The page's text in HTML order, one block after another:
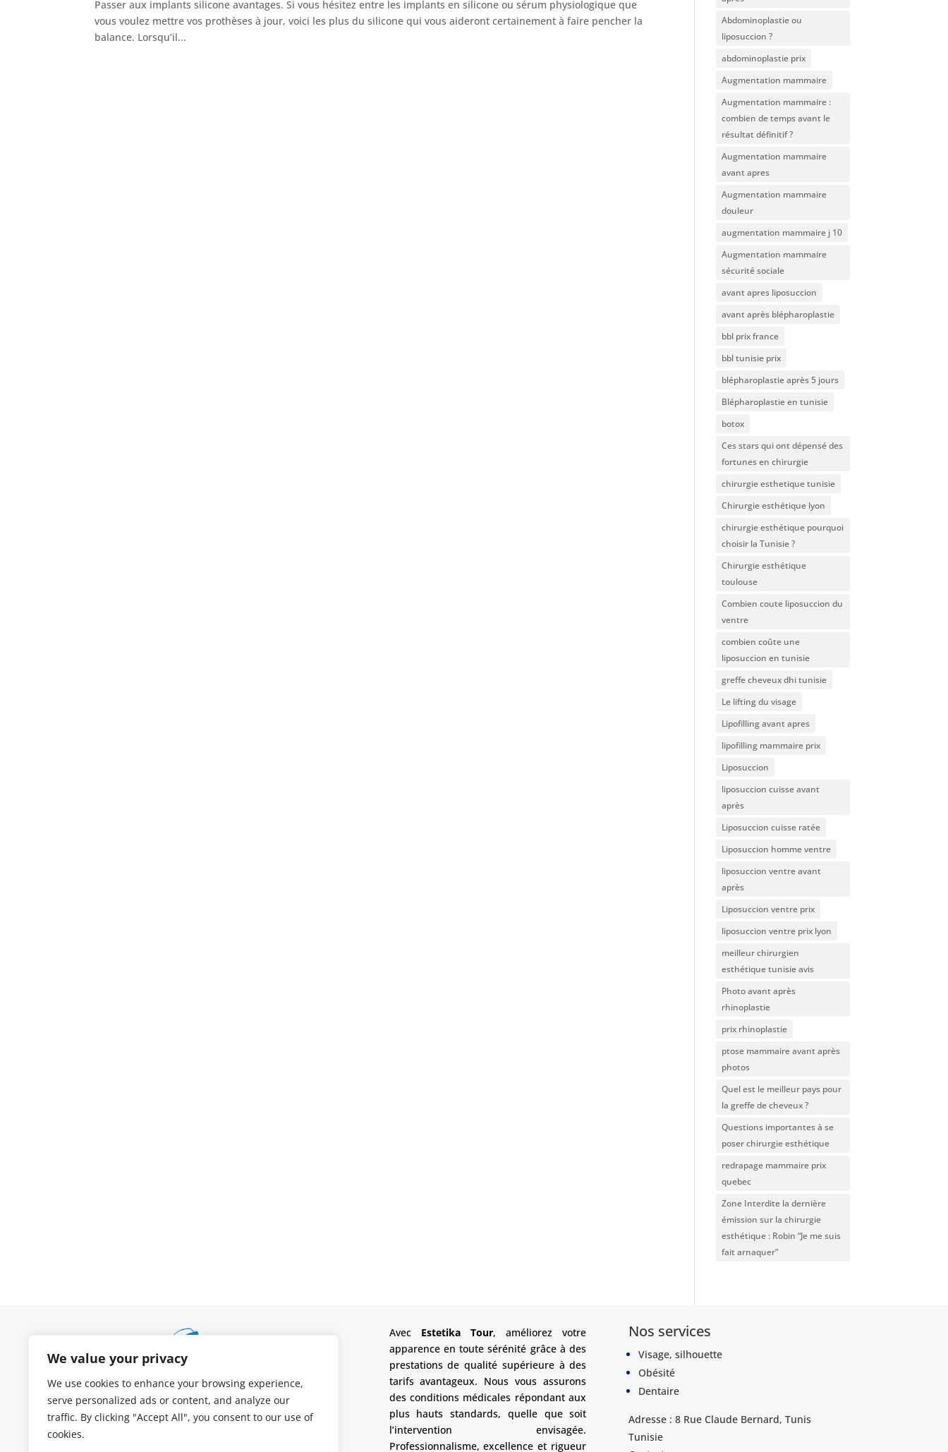
We value your privacy
We use cookies to enhance your browsing experience,
serve personalized ads or content, and analyze our
traffic. By clicking "Accept All", you consent to our use of
cookies.
Passer aux implants silicone avantages. Si vous hésitez entre les implants en silicone ou sérum physiologique que
vous voulez mettre vos prothèses à jour, voici les plus du silicone qui vous aideront certainement à faire pencher la
balance. Lorsqu’il...
Abdominoplastie ou
liposuccion ?
abdominoplastie prix
Augmentation mammaire
Augmentation mammaire :
combien de temps avant le
résultat définitif ?
Augmentation mammaire
avant apres
Augmentation mammaire
douleur
augmentation mammaire j 10
Augmentation mammaire
sécurité sociale
avant apres liposuccion
avant après blépharoplastie
bbl prix france
bbl tunisie prix
blépharoplastie après 5 jours
Blépharoplastie en tunisie
botox
Ces stars qui ont dépensé des
fortunes en chirurgie
chirurgie esthetique tunisie
Chirurgie esthétique lyon
chirurgie esthétique pourquoi
choisir la Tunisie ?
Chirurgie esthétique
toulouse
Combien coute liposuccion du
ventre​
combien coûte une
liposuccion en tunisie
greffe cheveux dhi tunisie
Le lifting du visage
Lipofilling avant apres
lipofilling mammaire prix
Liposuccion
liposuccion cuisse avant
après
Liposuccion cuisse ratée
Liposuccion homme ventre
liposuccion ventre avant
après
Liposuccion ventre prix
liposuccion ventre prix lyon
meilleur chirurgien
esthétique tunisie avis
Photo avant après
rhinoplastie
prix rhinoplastie
ptose mammaire avant après
photos
Quel est le meilleur pays pour
la greffe de cheveux ?
Questions importantes à se
poser chirurgie esthétique
redrapage mammaire prix
quebec
Zone Interdite la dernière
émission sur la chirurgie
esthétique : Robin “Je me suis
fait arnaquer”
Avec Estetika Tour, améliorez votre
apparence en toute sérénité grâce à des
prestations de qualité supérieure à des
tarifs avantageux. Nous vous assurons
des conditions médicales répondant aux
plus hauts standards, quelle que soit
l’intervention envisagée.
Professionnalisme, excellence et rigueur
Nos services
Visage, silhouette
Obésité
Dentaire
Adresse : 8 Rue Claude Bernard, Tunis
Tunisie